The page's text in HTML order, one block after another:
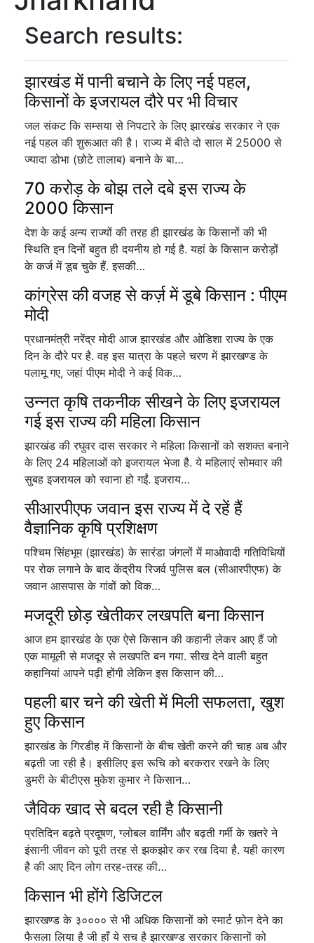
Search results:
झारखंड में पानी बचाने के लिए नई पहल,
किसानों के इजरायल दौरे पर भी विचार
जल संकट कि सम्सया से निपटारे के लिए झारखंड सरकार ने एक
नई पहल की शुरूआत की है। राज्य में बीते दो साल में 25000 से
ज्यादा डोभा (छोटे तालाब) बनाने के बा…
70 करोड़ के बोझ तले दबे इस राज्य के
2000 किसान
देश के कई अन्य राज्यों की तरह ही झारखंड के किसानों की भी
स्थिति इन दिनों बहुत ही दयनीय हो गई है. यहां के किसान करोड़ों
के कर्ज में डूब चुके हैं. इसकी…
कांग्रेस की वजह से कर्ज़ में डूबे किसान : पीएम
मोदी
प्रधानमंत्री नरेंद्र मोदी आज झारखंड और ओडिशा राज्य के एक
दिन के दौरे पर है. वह इस यात्रा के पहले चरण में झारखण्ड के
पलामू गए, जहां पीएम मोदी ने कई विक…
उन्नत कृषि तकनीक सीखने के लिए इजरायल
गई इस राज्य की महिला किसान
झारखंड की रघुवर दास सरकार ने महिला किसानों को सशक्त बनाने
के लिए 24 महिलाओं को इजरायल भेजा है. ये महिलाएं सोमवार की
सुबह इजरायल को रवाना हो गईं. इजराय…
सीआरपीएफ जवान इस राज्य में दे रहें हैं
वैज्ञानिक कृषि प्रशिक्षण
पश्चिम सिंहभूम (झारखंड) के सारंडा जंगलों में माओवादी गतिविधियों
पर रोक लगाने के बाद केंद्रीय रिजर्व पुलिस बल (सीआरपीएफ) के
जवान आसपास के गांवों को विक…
मजदूरी छोड़ खेतीकर लखपति बना किसान
आज हम झारखंड के एक ऐसे किसान की कहानी लेकर आए हैं जो
एक मामूली से मजदूर से लखपति बन गया. सीख देने वाली बहुत
कहानियां आपने पढ़ी होंगी लेकिन इस किसान की…
पहली बार चने की खेती में मिली सफलता, खुश
हुए किसान
झारखंड के गिरडीह में किसानों के बीच खेती करने की चाह अब और
बढ़ती जा रही है। इसीलिए इस रूचि को बरकरार रखने के लिए
डुमरी के बीटीएस मुकेश कुमार ने किसान…
जैविक खाद से बदल रही है किसानी
प्रतिदिन बढ़ते प्रदूषण, ग्लोबल वार्मिंग और बढ़ती गर्मी के खतरे ने
इंसानी जीवन को पूरी तरह से झकझोर कर रख दिया है. यही कारण
है की आए दिन लोग तरह-तरह की…
किसान भी होंगे डिजिटल
झारखण्ड के ३०००० से भी अधिक किसानों को स्मार्ट फ़ोन देने का
फैसला लिया है जी हाँ ये सच है झारखण्ड सरकार किसानों को